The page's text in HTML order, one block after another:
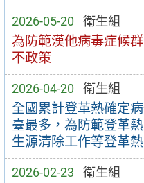
2026-05-20 衛生組
為防範漢他病毒症候
不政策
2026-04-20 衛生組
全國累計登革熱確定
臺最多，為防範登革
生源清除工作等登革
2026-02-23 衛生組